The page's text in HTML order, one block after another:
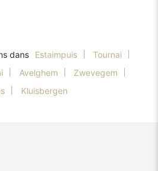
dans Estaimpuis
Tournai
Avelghem
Zwevegem
Kluisbergen